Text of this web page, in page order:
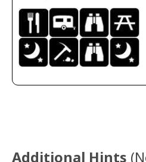
Additional Hints (